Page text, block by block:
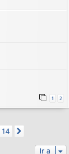
1 2
14
Ir a